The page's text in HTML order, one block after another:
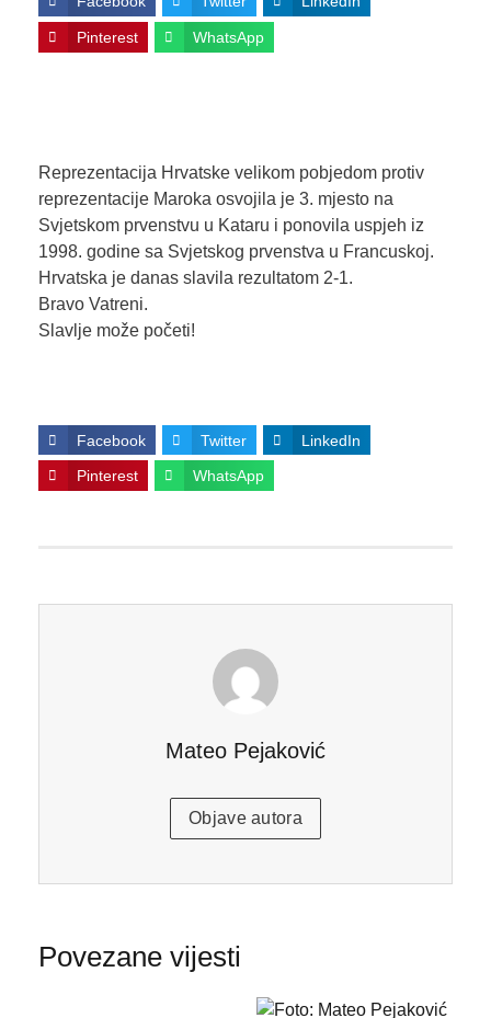
Pinterest WhatsApp
Reprezentacija Hrvatske velikom pobjedom protiv
reprezentacije Maroka osvojila je 3. mjesto na
Svjetskom prvenstvu u Kataru i ponovila uspjeh iz
1998. godine sa Svjetskog prvenstva u Francuskoj.
Hrvatska je danas slavila rezultatom 2-1.
Bravo Vatreni.
Slavlje može početi!
Facebook Twitter LinkedIn
Pinterest WhatsApp
Mateo Pejaković
Objave autora
Povezane vijesti